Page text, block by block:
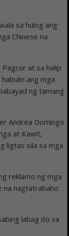
sa hulog ang
Chinese na
at sa halip
ang mga
ng tamang
Andrea Domingo
at Kawit,
ligtas sila sa mga
reklamo ng mga
na nagtatrabaho
labag ito sa